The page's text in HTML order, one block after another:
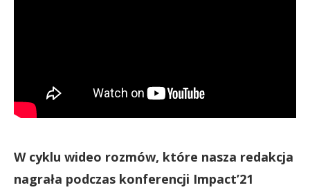
W cyklu wideo rozmów, które nasza redakcja
nagrała podczas konferencji Impact’21